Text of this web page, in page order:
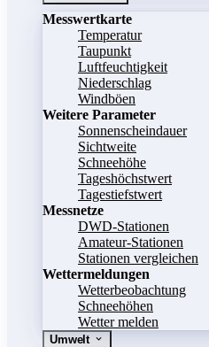
Messwertkarte
Temperatur
Taupunkt
Luftfeuchtigkeit
Niederschlag
Windböen
Weitere Parameter
Sonnenscheindauer
Sichtweite
Schneehöhe
Tageshöchstwert
Tagestiefstwert
Messnetze
DWD-Stationen
Amateur-Stationen
Stationen vergleichen
Wettermeldungen
Wetterbeobachtung
Schneehöhen
Wetter melden
Umwelt